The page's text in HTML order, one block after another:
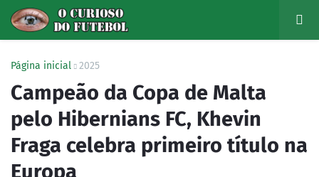
Página inicial 2025
Campeão da Copa de Malta
pelo Hibernians FC, Khevin
Fraga celebra primeiro título na
Europa